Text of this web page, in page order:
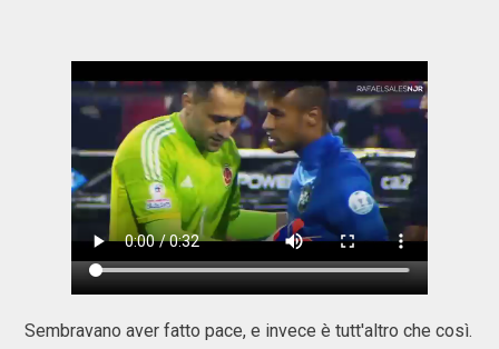
Sembravano aver fatto pace, e invece è tutt'altro che così.